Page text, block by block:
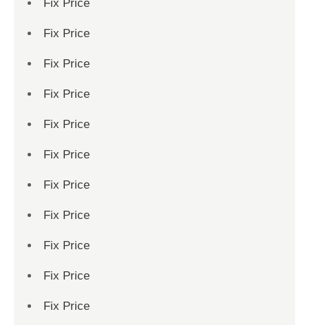
Fix Price
Fix Price
Fix Price
Fix Price
Fix Price
Fix Price
Fix Price
Fix Price
Fix Price
Fix Price
Fix Price